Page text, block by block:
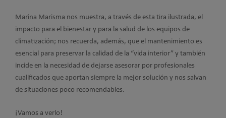
Marina Marisma nos muestra, a través de esta tira ilustrada, el
impacto para el bienestar y para la salud de los equipos de
climatización; nos recuerda, además, que el mantenimiento es
esencial para preservar la calidad de la “vida interior” y también
incide en la necesidad de dejarse asesorar por profesionales
cualificados que aportan siempre la mejor solución y nos salvan
de situaciones poco recomendables.
¡Vamos a verlo!